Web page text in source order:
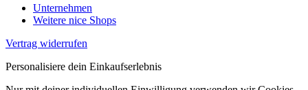
Unternehmen
Weitere nice Shops
Vertrag widerrufen
Personalisiere dein Einkaufserlebnis